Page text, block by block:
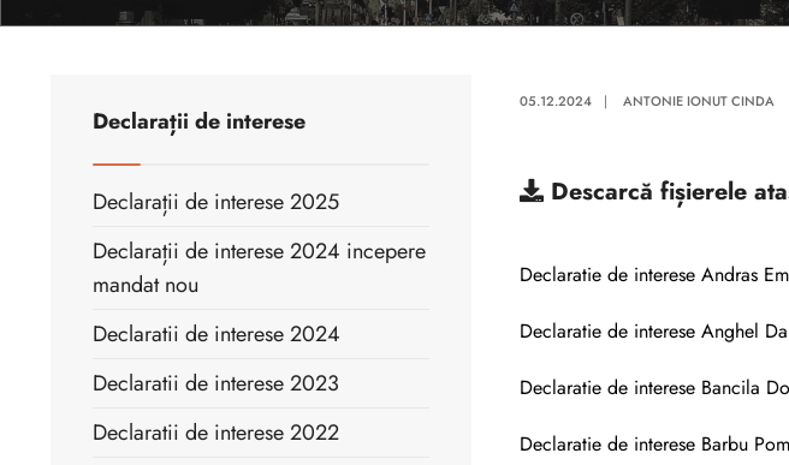
05.12.2024 | ANTONIE IONUT CINDA
Descarcă fișierele
Declaratie de interese Andras
Declaratie de interese Anghel
Declaratie de interese Bancila
Declaratie de interese Barbu
Declarații de interese
Declarații de interese 2025
Declarații de interese 2024 incepere
mandat nou
Declaratii de interese 2024
Declaratii de interese 2023
Declaratii de interese 2022